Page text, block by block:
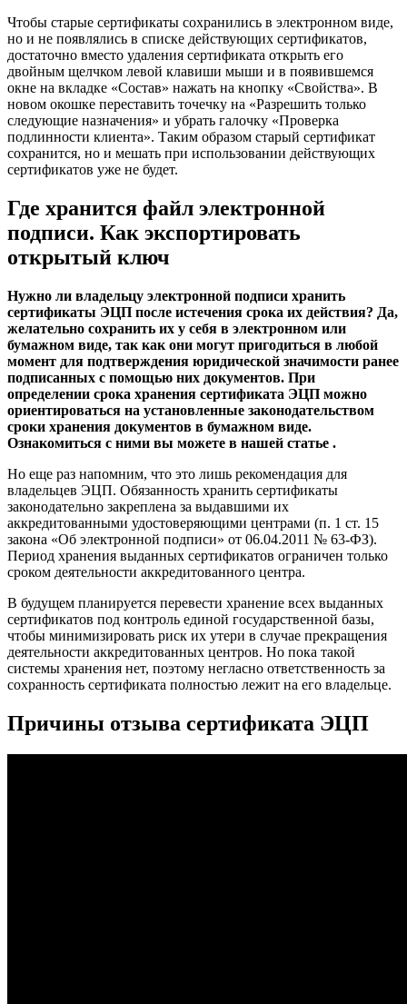
Чтобы старые сертификаты сохранились в электронном виде,
но и не появлялись в списке действующих сертификатов,
достаточно вместо удаления сертификата открыть его
двойным щелчком левой клавиши мыши и в появившемся
окне на вкладке «Состав» нажать на кнопку «Свойства». В
новом окошке переставить точечку на «Разрешить только
следующие назначения» и убрать галочку «Проверка
подлинности клиента». Таким образом старый сертификат
сохранится, но и мешать при использовании действующих
сертификатов уже не будет.
Где хранится файл электронной
подписи. Как экспортировать
открытый ключ
Нужно ли владельцу электронной подписи хранить
сертификаты ЭЦП после истечения срока их действия? Да,
желательно сохранить их у себя в электронном или
бумажном виде, так как они могут пригодиться в любой
момент для подтверждения юридической значимости ранее
подписанных с помощью них документов. При
определении срока хранения сертификата ЭЦП можно
ориентироваться на установленные законодательством
сроки хранения документов в бумажном виде.
Ознакомиться с ними вы можете в нашей статье .
Но еще раз напомним, что это лишь рекомендация для
владельцев ЭЦП. Обязанность хранить сертификаты
законодательно закреплена за выдавшими их
аккредитованными удостоверяющими центрами (п. 1 ст. 15
закона «Об электронной подписи» от 06.04.2011 № 63-ФЗ).
Период хранения выданных сертификатов ограничен только
сроком деятельности аккредитованного центра.
В будущем планируется перевести хранение всех выданных
сертификатов под контроль единой государственной базы,
чтобы минимизировать риск их утери в случае прекращения
деятельности аккредитованных центров. Но пока такой
системы хранения нет, поэтому негласно ответственность за
сохранность сертификата полностью лежит на его владельце.
Причины отзыва сертификата ЭЦП